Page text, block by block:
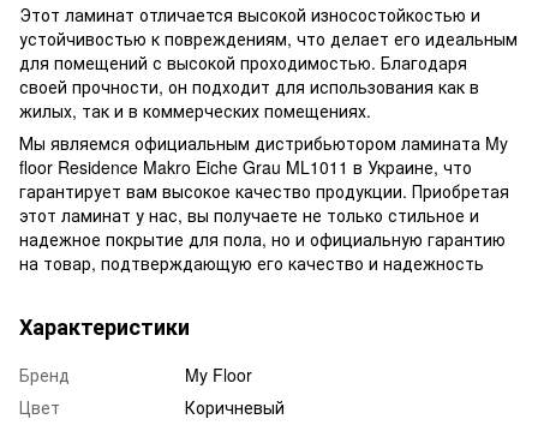
Этот ламинат отличается высокой износостойкостью и
устойчивостью к повреждениям, что делает его идеальным
для помещений с высокой проходимостью. Благодаря
своей прочности, он подходит для использования как в
жилых, так и в коммерческих помещениях.
Мы являемся официальным дистрибьютором ламината My
floor Residence Makro Eiche Grau ML1011 в Украине, что
гарантирует вам высокое качество продукции. Приобретая
этот ламинат у нас, вы получаете не только стильное и
надежное покрытие для пола, но и официальную гарантию
на товар, подтверждающую его качество и надежность
Характеристики
Бренд
My Floor
Цвет
Коричневый